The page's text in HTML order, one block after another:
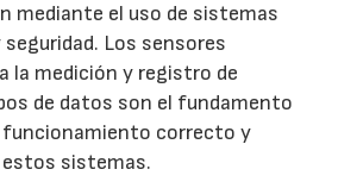
mediante el uso de sistemas
Los sensores
la medición y registro de
de datos son el fundamento
funcionamiento correcto y
estos sistemas.